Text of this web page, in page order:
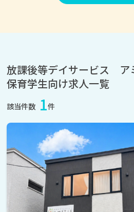
放課後等デイサービス ア
保育学生向け求人一覧
該当件数 1件